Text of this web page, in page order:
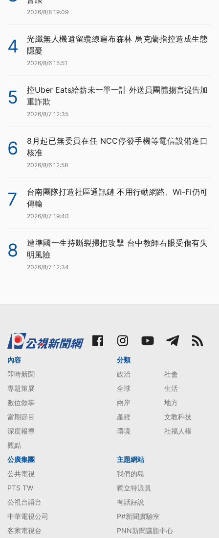
2026/8/8 19:09
4
光纖無人機遺留纜線遍布森林 烏克蘭指控造成生態
隱憂
2026/8/6 15:51
5
控Uber Eats給薪未一單一計 外送員團體揚言提告加
重詐欺
2026/8/7 12:35
6
8月起已無委員在任 NCC停發手機等電信設備進口
核准
2026/8/6 12:58
7
台南團隊打造社區通訊鏈 不用行動網路、Wi-Fi仍可
傳輸
2026/8/7 19:40
8
遭準國一生持斷裂掃把攻擊 台中教師右眼受傷有失
明風險
2026/8/7 12:34
內容
即時新聞
專題策展
數位敘事
當期節目
深度報導
觀點
分類
政治
社會
全球
生活
兩岸
地方
產經
文教科技
環境
社福人權
公廣集團
公共電視
PTS TW
公視台語台
中華電視公司
客家電視台
主題網站
我們的島
獨立特派員
有話好說
P#新聞實驗室
PNN新聞議題中心